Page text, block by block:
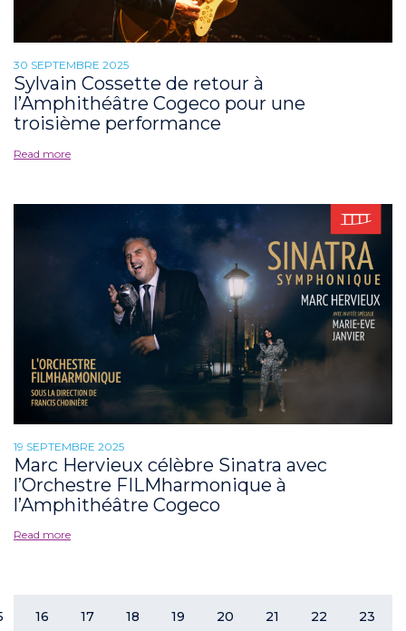
30 SEPTEMBRE 2025
Sylvain Cossette de retour à
l’Amphithéâtre Cogeco pour une
troisième performance
Read more
19 SEPTEMBRE 2025
Marc Hervieux célèbre Sinatra avec
l’Orchestre FILMharmonique à
l’Amphithéâtre Cogeco
Read more
16 17 18 19 20 21 22 23